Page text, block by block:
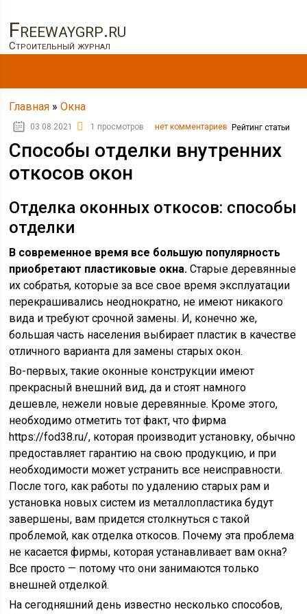
Freewaygrp.ru
Строительный журнал
Главная »Окна
03.08.2021 1 просмотров нет комментариев Рейтинг статьи
Способы отделки внутренних
откосов окон
Отделка оконных откосов: способы
отделки
В современное время все большую популярность
приобретают пластиковые окна. Старые деревянные
их собратья, которые за все свое время эксплуатации
перекрашивались неоднократно, не имеют никакого
вида и требуют срочной замены. И, конечно же,
большая часть населения выбирает пластик в качестве
отличного варианта для замены старых окон.
Во-первых, такие оконные конструкции имеют
прекрасный внешний вид, да и стоят намного
дешевле, нежели новые деревянные. Кроме этого,
необходимо отметить тот факт, что фирма
https://fod38.ru/, которая производит установку, обычно
предоставляет гарантию на свою продукцию, и при
необходимости может устранить все неисправности.
После того, как работы по удалению старых рам и
установка новых систем из металлопластика будут
завершены, вам придется столкнуться с такой
проблемой, как отделка откосов. Почему эта проблема
не касается фирмы, которая устанавливает вам окна?
Все просто — потому что они занимаются только
внешней отделкой.
На сегодняшний день известно несколько способов,